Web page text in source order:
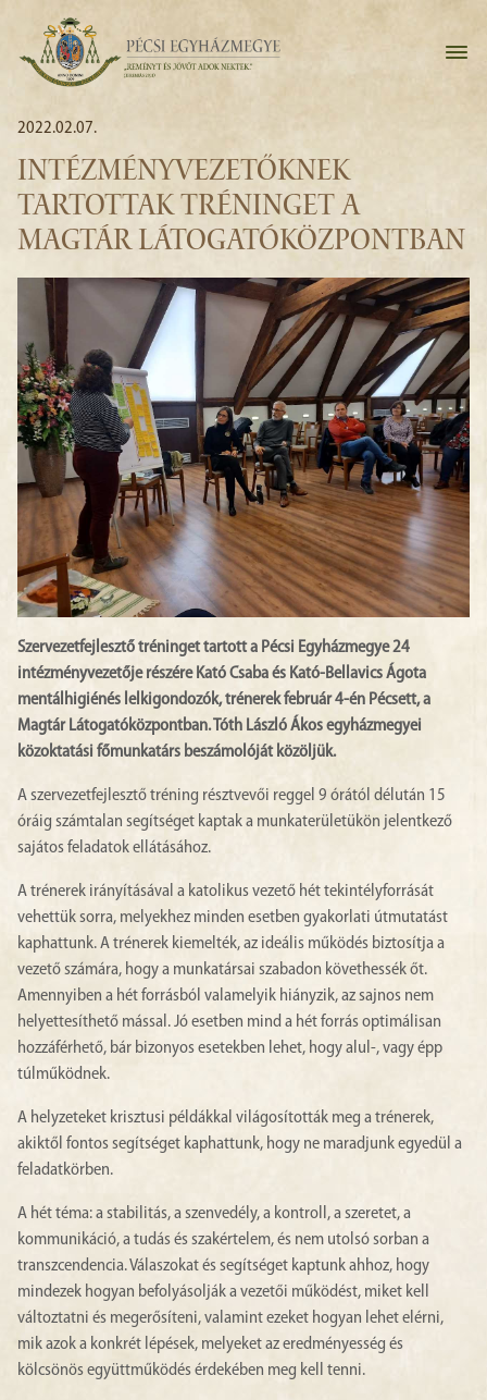
2022.02.07.
INTÉZMÉNYVEZETŐKNEK
TARTOTTAK TRÉNINGET A
MAGTÁR LÁTOGATÓKÖZPONTBAN
Szervezetfejlesztő tréninget tartott a Pécsi Egyházmegye 24
intézményvezetője részére Kató Csaba és Kató-Bellavics Ágota
mentálhigiénés lelkigondozók, trénerek február 4-én Pécsett, a
Magtár Látogatóközpontban. Tóth László Ákos egyházmegyei
közoktatási főmunkatárs beszámolóját közöljük.
A szervezetfejlesztő tréning résztvevői reggel 9 órától délután 15
óráig számtalan segítséget kaptak a munkaterületükön jelentkező
sajátos feladatok ellátásához.
A trénerek irányításával a katolikus vezető hét tekintélyforrását
vehettük sorra, melyekhez minden esetben gyakorlati útmutatást
kaphattunk. A trénerek kiemelték, az ideális működés biztosítja a
vezető számára, hogy a munkatársai szabadon követhessék őt.
Amennyiben a hét forrásból valamelyik hiányzik, az sajnos nem
helyettesíthető mással. Jó esetben mind a hét forrás optimálisan
hozzáférhető, bár bizonyos esetekben lehet, hogy alul-, vagy épp
túlműködnek.
A helyzeteket krisztusi példákkal világosították meg a trénerek,
akiktől fontos segítséget kaphattunk, hogy ne maradjunk egyedül a
feladatkörben.
A hét téma: a stabilitás, a szenvedély, a kontroll, a szeretet, a
kommunikáció, a tudás és szakértelem, és nem utolsó sorban a
transzcendencia. Válaszokat és segítséget kaptunk ahhoz, hogy
mindezek hogyan befolyásolják a vezetői működést, miket kell
változtatni és megerősíteni, valamint ezeket hogyan lehet elérni,
mik azok a konkrét lépések, melyeket az eredményesség és
kölcsönös együttműködés érdekében meg kell tenni.